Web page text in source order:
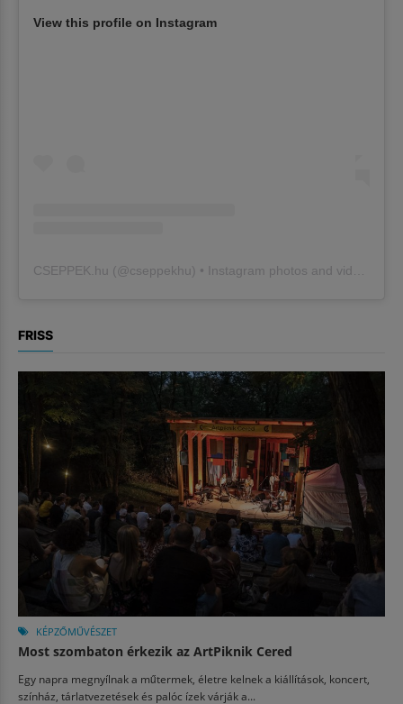
View this profile on Instagram
CSEPPEK.hu (@cseppekhu ) • Instagram photos and videos
FRISS
KÉPZŐMŰVÉSZET
Most szombaton érkezik az ArtPiknik Cered
Egy napra megnyílnak a műtermek, életre kelnek a kiállítások, koncert,
színház, tárlatvezetések és palóc ízek várják a...